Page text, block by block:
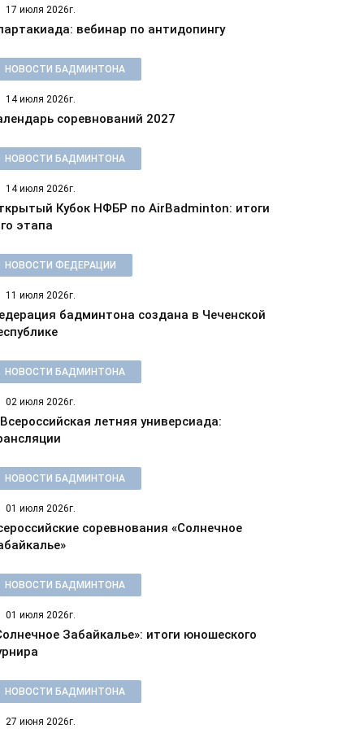
17 июля 2026г.
вебинар по антидопингу
НОВОСТИ БАДМИНТОНА
14 июля 2026г.
соревнований 2027
НОВОСТИ БАДМИНТОНА
14 июля 2026г.
Кубок НФБР по AirBadminton: итоги
этапа
НОВОСТИ ФЕДЕРАЦИИ
11 июля 2026г.
бадминтона создана в Чеченской
НОВОСТИ БАДМИНТОНА
02 июля 2026г.
летняя универсиада:
НОВОСТИ БАДМИНТОНА
01 июля 2026г.
соревнования «Солнечное
НОВОСТИ БАДМИНТОНА
01 июля 2026г.
Забайкалье»: итоги юношеского
НОВОСТИ БАДМИНТОНА
27 июня 2026г.